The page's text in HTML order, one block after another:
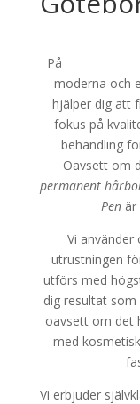
På
moderna och
hjälper dig att
fokus på
behandling
Oavsett om
permanent
Pen är
Vi använder
utrustningen
utförs med
dig resultat
oavsett om det
med
Vi erbjuder